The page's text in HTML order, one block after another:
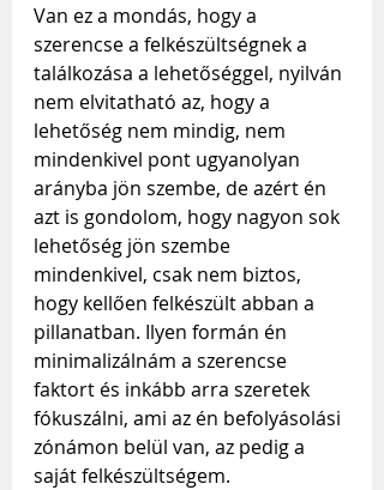
Van ez a mondás, hogy a
szerencse a felkészültségnek a
találkozása a lehetőséggel, nyilván
nem elvitatható az, hogy a
lehetőség nem mindig, nem
mindenkivel pont ugyanolyan
arányba jön szembe, de azért én
azt is gondolom, hogy nagyon sok
lehetőség jön szembe
mindenkivel, csak nem biztos,
hogy kellően felkészült abban a
pillanatban. Ilyen formán én
minimalizálnám a szerencse
faktort és inkább arra szeretek
fókuszálni, ami az én befolyásolási
zónámon belül van, az pedig a
saját felkészültségem.